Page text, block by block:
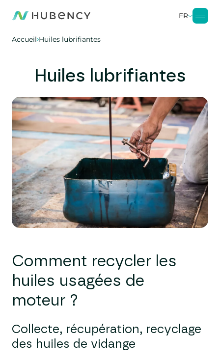
FR
Accueil Huiles lubrifiantes
Huiles lubrifiantes
Comment recycler les
huiles usagées de
moteur ?
Collecte, récupération, recyclage
des huiles de vidange